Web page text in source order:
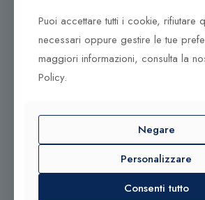
© 2025 Gioielleria
P.IVA:01235880885 | Sito
Puoi accettare tutti i cookie, rifiutare
necessari oppure gestire le tue
maggiori informazioni, consulta la
Policy.
Negare
Personalizzare
Consenti tutto